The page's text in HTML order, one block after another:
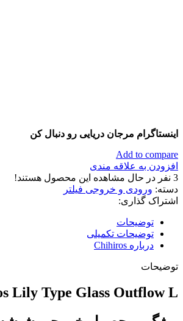
اینستاگرام مرجان دریایی رو دنبال کن
Add to compare
افزودن به علاقه مندی
3 نفر در حال مشاهده این محصول هستند!
دسته: ورودی و خروجی فیلتر
اشتراک گذاری:
توضیحات
توضیحات تکمیلی
درباره Chihiros
توضیحات
Lily Type Glass Outflow L